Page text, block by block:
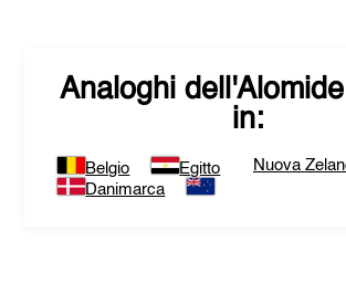
Analoghi dell'Alomide
in:
Belgio
Egitto
Danimarca
Nuova